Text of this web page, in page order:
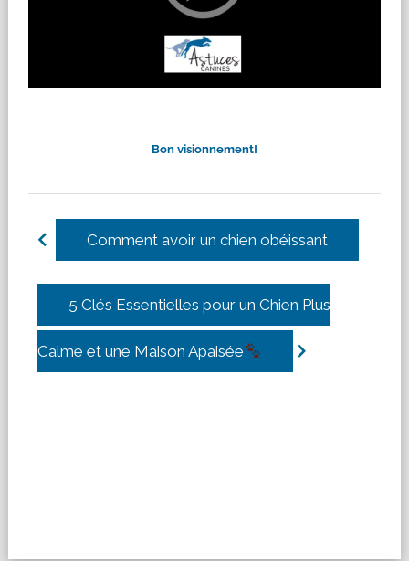
Bon visionnement!
Comment avoir un chien obéissant
5 Clés Essentielles pour un Chien Plus
Calme et une Maison Apaisée